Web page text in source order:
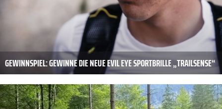
GEWINNSPIEL: GEWINNE DIE NEUE EVIL EYE SPORTBRILLE „TRAILSENSE“